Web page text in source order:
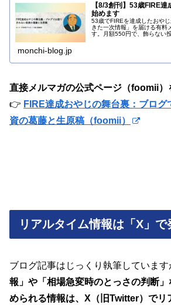
【8/3創刊】53歳FIRE
始めます
53歳でFIREを達成したおや
きた一次情報」を届ける有料
す。月額550円で、飾らない
monchi-blog.jp
直接メルマガの公式ページ（foomii）
👉 FIRE達成おやじの舞台裏：ブログ
資の葛藤と生原稿（foomii）
リアルタイム情報は「X」で
ブログ記事はじっくり執筆しています
報」や「相場急変時のとっさの判断
められる情報は、X（旧Twitter）でリ